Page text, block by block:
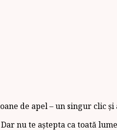
de apel – un singur clic
nu te aștepta ca toată